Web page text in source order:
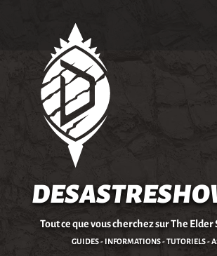
Tout ce que vous cherchez sur The Elder
GUIDES - INFORMATIONS - TUTORIELS -